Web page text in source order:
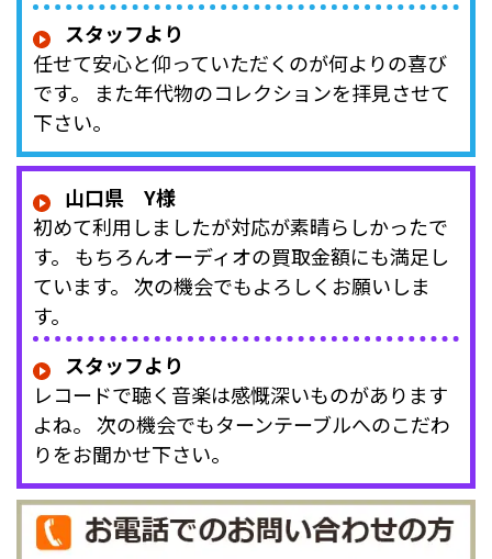
スタッフより
任せて安心と仰っていただくのが何よりの喜び
です。 また年代物のコレクションを拝見させて
下さい。
山口県 Y様
初めて利用しましたが対応が素晴らしかったで
す。 もちろんオーディオの買取金額にも満足し
ています。 次の機会でもよろしくお願いしま
す。
スタッフより
レコードで聴く音楽は感慨深いものがあります
よね。 次の機会でもターンテーブルへのこだわ
りをお聞かせ下さい。